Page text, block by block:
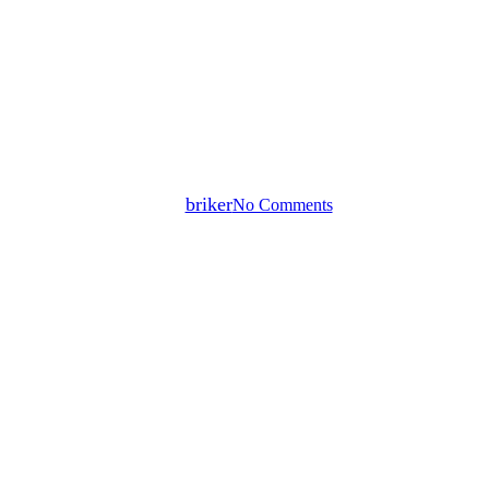
brikerNo Comments